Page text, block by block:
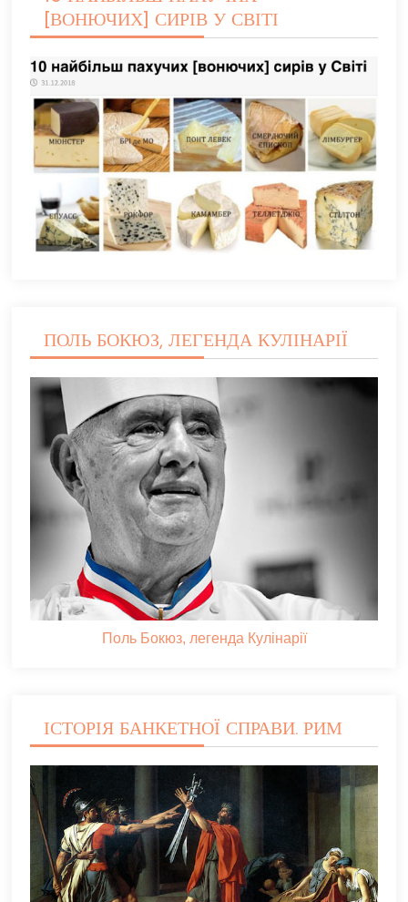
[ВОНЮЧИХ] СИРІВ У СВІТІ
ПОЛЬ БОКЮЗ, ЛЕГЕНДА КУЛІНАРІЇ
Поль Бокюз, легенда Кулінарії
ІСТОРІЯ БАНКЕТНОЇ СПРАВИ. РИМ